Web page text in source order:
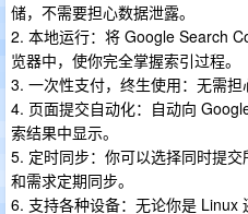
储，不需要担心数据泄露。
2. 本地运行：将 Google Search
览器中，使你完全掌握索引过程。
3. 一次性支付，终生使用：无需担
4. 页面提交自动化：自动向
索结果中显示。
5. 定时同步：你可以选择同时提
和需求定期同步。
6. 支持各种设备：无论你是 Linux